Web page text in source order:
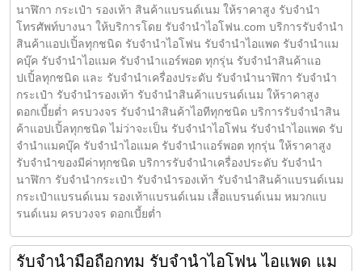
นาฬิกา กระเป๋า รองเท้า สินค้าแบรนด์เนม ให้ราคาสูง รับจำนำ
โทรศัพท์บางนา ให้บริการโดย รับจํานําไอโฟน.com บริการรับจำนำ
สินค้าแอปเปิ้ลทุกชนิด รับจำนำไอโฟน รับจำนำไอแพด รับจำนำแม
คบุ๊ค รับจำนำไอแมค รับจำนำแอร์พอต ทุกรุ่น รับจำนำสินค้าแอ
ปเปิ้ลทุกชนิด และ รับจำนำเครื่องประดับ รับจำนำนาฬิกา รับจำนำ
กระเป๋า รับจำนำรองเท้า รับจำนำสินค้าแบรนด์เนม ให้ราคาสูง
ดอกเบี้ยต่ำ ครบวงจร รับจำนำสินค้าไอทีทุกชนิด บริการรับจำนำสิน
ค้าแอปเปิ้ลทุกชนิด ไม่ว่าจะเป็น รับจำนำไอโฟน รับจำนำไอแพด รับ
จำนำแมคบุ๊ค รับจำนำไอแมค รับจำนำแอร์พอต ทุกรุ่น ให้ราคาสูง
รับจำนำของมีค่าทุกชนิด บริการรับจำนำเครื่องประดับ รับจำนำ
นาฬิกา รับจำนำกระเป๋า รับจำนำรองเท้า รับจำนำสินค้าแบรนด์เนม
กระเป๋าแบรนด์เนม รองเท้าแบรนด์เนม เสื้อแบรนด์เนม หมวกแบ
รนด์เนม ครบวงจร ดอกเบี้ยต่ำ
รับจำนำมือถือกทม รับจำนำไอโฟน ไอแพด แม